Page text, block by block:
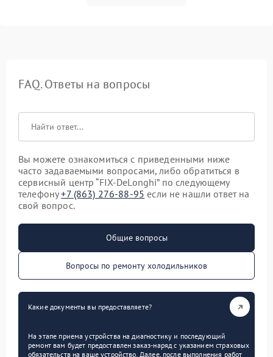
FAQ. Ответы на вопросы
Вы можете ознакомиться с приведенными ниже
часто задаваемыми вопросами, либо обратиться в
сервисный центр “FIX-DeLonghi” по следующему
телефону+7 (863) 276-88-95 если не нашли ответ на
свой вопрос.
Общие вопросы
Вопросы по ремонту холодильников
Какие документы вы предоставляете?
На этапе приема устройства на диагностику и последующий
ремонт вам будет предоставлен заказ-наряд с указанием страховых
обязательств на ваше устройство. Далее, после выполнения работ